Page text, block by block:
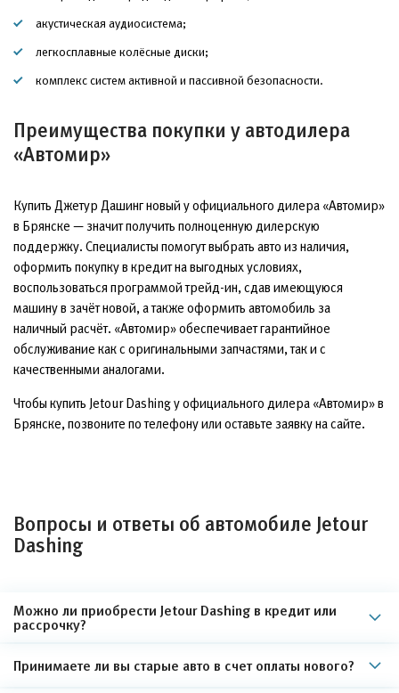
акустическая аудиосистема;
легкосплавные колёсные диски;
комплекс систем активной и пассивной безопасности.
Преимущества покупки у автодилера
«Автомир»
Купить Джетур Дашинг новый у официального дилера «Автомир»
в Брянске — значит получить полноценную дилерскую
поддержку. Специалисты помогут выбрать авто из наличия,
оформить покупку в кредит на выгодных условиях,
воспользоваться программой трейд-ин, сдав имеющуюся
машину в зачёт новой, а также оформить автомобиль за
наличный расчёт. «Автомир» обеспечивает гарантийное
обслуживание как с оригинальными запчастями, так и с
качественными аналогами.
Чтобы купить Jetour Dashing у официального дилера «Автомир» в
Брянске, позвоните по телефону или оставьте заявку на сайте.
Вопросы и ответы об автомобиле Jetour
Dashing
Можно ли приобрести Jetour Dashing в кредит или
рассрочку?
Принимаете ли вы старые авто в счет оплаты нового?